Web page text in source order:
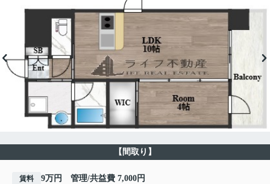
【間取り】
賃料 9万円 管理/共益費 7,000円